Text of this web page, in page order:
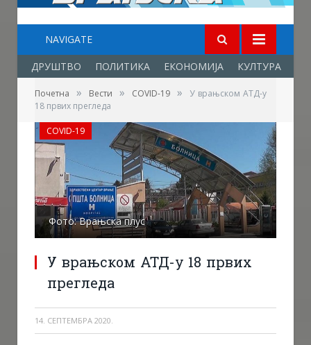
NAVIGATE
ДРУШТВО ПОЛИТИКА ЕКОНОМИЈА КУЛТУРА
Почетна » Вести » COVID-19 »
У врањском АТД-у
18 првих прегледа
Фото: Врањска плус
У врањском АТД-у 18 првих
прегледа
14. СЕПТЕМБРА 2020.
COVID-19